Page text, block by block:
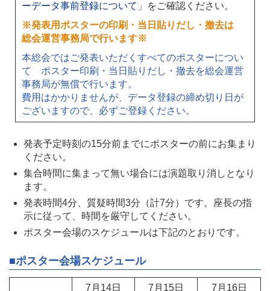
ーデータ事前登録について 」をご確認ください。
※発表用ポスターの印刷・当日貼りだし・撤去は
総会運営事務局で行います※
本総会ではご発表いただくすべてのポスターについ
て ポスター印刷・当日貼りだし・撤去を総会運営
事務局が無償で行います。
費用はかかりませんが、データ登録の締め切り日が
ございますので、必ずご登録ください。
発表予定時刻の15分前までにポスターの前にお集まり
ください。
集合時間に集まって無い場合には演題取り消しとなり
ます。
発表時間4分、質疑時間3分（計7分）です。座長の指
示に従って、時間を厳守してください。
ポスター会場のスケジュールは下記のとおりです。
■ポスター会場スケジュール
7月14日 7月15日 7月16日